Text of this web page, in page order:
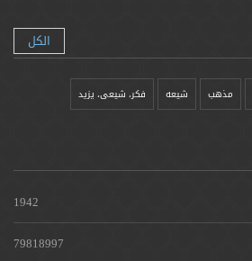
الكل
مذهب شيعه فکر، شیعی، یزيد
1942
79818997